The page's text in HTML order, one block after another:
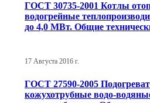
ГОСТ 30735-2001 Котлы
водогрейные
до 4,0 МВт. Общие
17 Августа 2016 г.
ГОСТ 27590-2005
кожухотрубные водо-